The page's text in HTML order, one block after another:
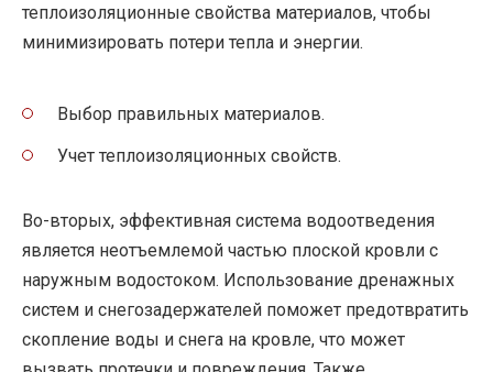
теплоизоляционные свойства материалов, чтобы
минимизировать потери тепла и энергии.
Выбор правильных материалов.
Учет теплоизоляционных свойств.
Во-вторых, эффективная система водоотведения
является неотъемлемой частью плоской кровли с
наружным водостоком. Использование дренажных
систем и снегозадержателей поможет предотвратить
скопление воды и снега на кровле, что может